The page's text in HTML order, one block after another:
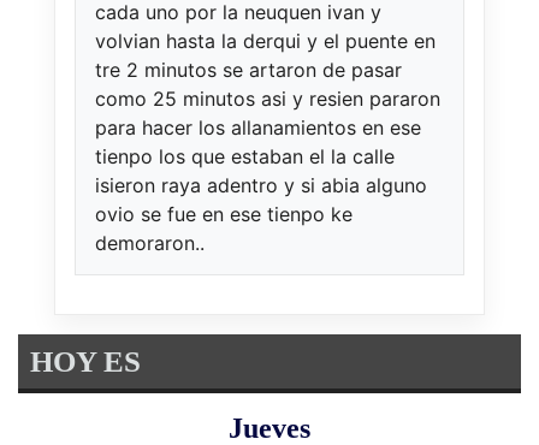
cada uno por la neuquen ivan y
volvian hasta la derqui y el puente en
tre 2 minutos se artaron de pasar
como 25 minutos asi y resien pararon
para hacer los allanamientos en ese
tienpo los que estaban el la calle
isieron raya adentro y si abia alguno
ovio se fue en ese tienpo ke
demoraron..
HOY ES
Jueves